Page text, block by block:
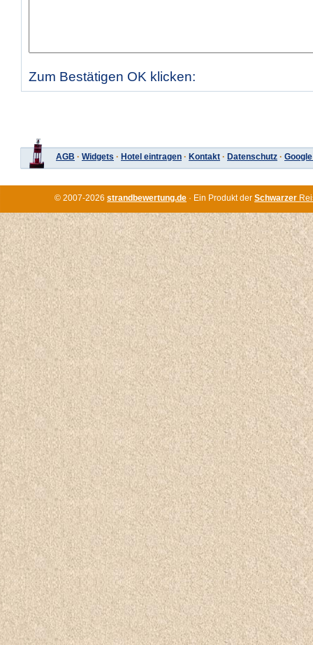
Zum Bestätigen OK klicken:
AGB · Widgets · Hotel eintragen · Kontakt · Datenschutz ·
© 2007-2026 strandbewertung.de · Ein Produkt der Schwarzer